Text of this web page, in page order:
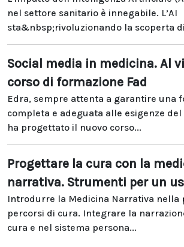
nel settore sanitario è innegabile. L’AI
sta&nbsp;rivoluzionando la scoperta
Social media in medicina. Al
corso di formazione Fad
Edra, sempre attenta a garantire una
completa e adeguata alle esigenze
ha progettato il nuovo corso...
Progettare la cura con la
narrativa. Strumenti per un
Introdurre la Medicina Narrativa nella
percorsi di cura. Integrare la
cura e nel sistema persona...